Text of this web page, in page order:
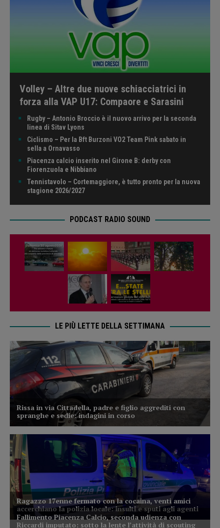
Volley – Altre due nuove schiacciatrici in
forza alla VAP U17: Compaore e Sarasini
Rugby – Antonio Broccio è il nuovo arrivo per la seconda
linea di Sitav Lyons
Ciclismo – Per la Bft Burzoni VO2 Team Pink sabato in
sella a Ornavasso
Piacenza calcio inserito nel Girone B: derby con
Fiorenzuola e Nibbiano
Tennistavolo – Cortemaggiore, è tutto pronto per la nuova
stagione 2026/2027
PODCAST RADIO SOUND
LE PIÙ LETTE DELLA SETTIMANA